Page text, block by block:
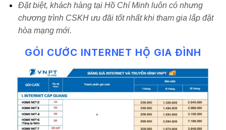
Đặt biệt, khách hàng tại Hồ Chí Minh luôn có nhưng
chương trình CSKH ưu đãi tốt nhất khi tham gia lắp đặt
hòa mạng mới.
GÓI CƯỚC INTERNET HỘ GIA ĐÌNH